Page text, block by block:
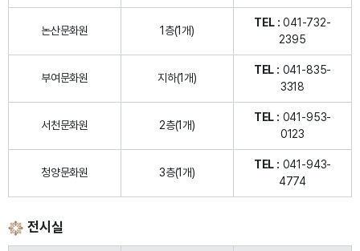
논산문화원 1층(1개)
TEL : 041-732-
2395
부여문화원 지하(1개)
TEL : 041-835-
3318
서천문화원 2층(1개)
TEL : 041-953-
0123
청양문화원 3층(1개)
TEL : 041-943-
4774
전시실